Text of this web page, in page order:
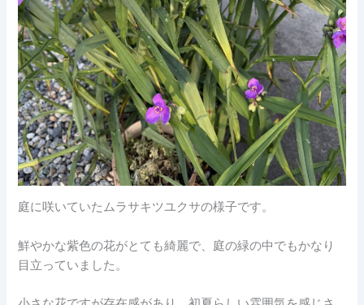
庭に咲いていたムラサキツユクサの様子です。
鮮やかな紫色の花がとても綺麗で、庭の緑の中でもかなり
目立っていました。